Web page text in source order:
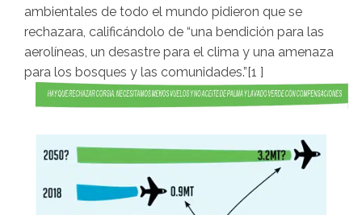
ambientales de todo el mundo pidieron que se
rechazara, calificándolo de “una bendición para las
aerolíneas, un desastre para el clima y una amenaza
para los bosques y las comunidades.”[1 ]